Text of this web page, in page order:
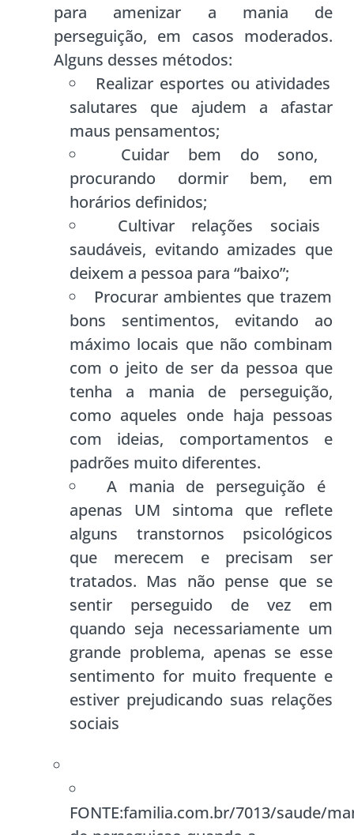
para amenizar a mania de
perseguição, em casos moderados.
Alguns desses métodos:
Realizar esportes ou atividades
salutares que ajudem a afastar
maus pensamentos;
Cuidar bem do sono,
procurando dormir bem, em
horários definidos;
Cultivar relações sociais
saudáveis, evitando amizades que
deixem a pessoa para “baixo”;
Procurar ambientes que trazem
bons sentimentos, evitando ao
máximo locais que não combinam
com o jeito de ser da pessoa que
tenha a mania de perseguição,
como aqueles onde haja pessoas
com ideias, comportamentos e
padrões muito diferentes.
A mania de perseguição é
apenas UM sintoma que reflete
alguns transtornos psicológicos
que merecem e precisam ser
tratados. Mas não pense que se
sentir perseguido de vez em
quando seja necessariamente um
grande problema, apenas se esse
sentimento for muito frequente e
estiver prejudicando suas relações
sociais
FONTE:familia.com.br/7013/saude/